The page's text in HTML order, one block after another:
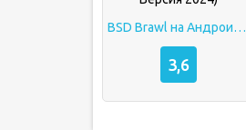
BSD Brawl на Андроид (Последняя Версия 2024)
3,6